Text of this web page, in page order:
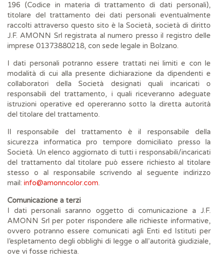
196 (Codice in materia di trattamento di dati personali),
titolare del trattamento dei dati personali eventualmente
raccolti attraverso questo sito è la Società, società di diritto
J.F. AMONN Srl registrata al numero presso il registro delle
imprese 01373880218, con sede legale in Bolzano.
I dati personali potranno essere trattati nei limiti e con le
modalità di cui alla presente dichiarazione da dipendenti e
collaboratori della Società designati quali incaricati o
responsabili del trattamento, i quali riceveranno adeguate
istruzioni operative ed opereranno sotto la diretta autorità
del titolare del trattamento.
Il responsabile del trattamento è il responsabile della
sicurezza informatica pro tempore domiciliato presso la
Società. Un elenco aggiornato di tutti i responsabili/incaricati
del trattamento dal titolare può essere richiesto al titolare
stesso o al responsabile scrivendo al seguente indirizzo
mail: info@amonncolor.com.
Comunicazione a terzi
I dati personali saranno oggetto di comunicazione a J.F.
AMONN Srl per poter rispondere alle richieste informative,
ovvero potranno essere comunicati agli Enti ed Istituti per
l’espletamento degli obblighi di legge o all’autorità giudiziale,
ove vi fosse richiesta.